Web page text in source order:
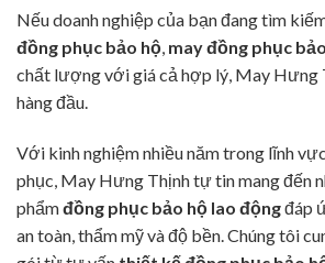
Nếu doanh nghiệp của bạn đang tìm
đồng phục bảo hộ, may đồng phục
chất lượng với giá cả hợp lý, May Hưng
hàng đầu.
Với kinh nghiệm nhiều năm trong lĩnh
phục, May Hưng Thịnh tự tin mang đến
phẩmđồng phục bảo hộ lao độngđáp
an toàn, thẩm mỹ và độ bền. Chúng tôi